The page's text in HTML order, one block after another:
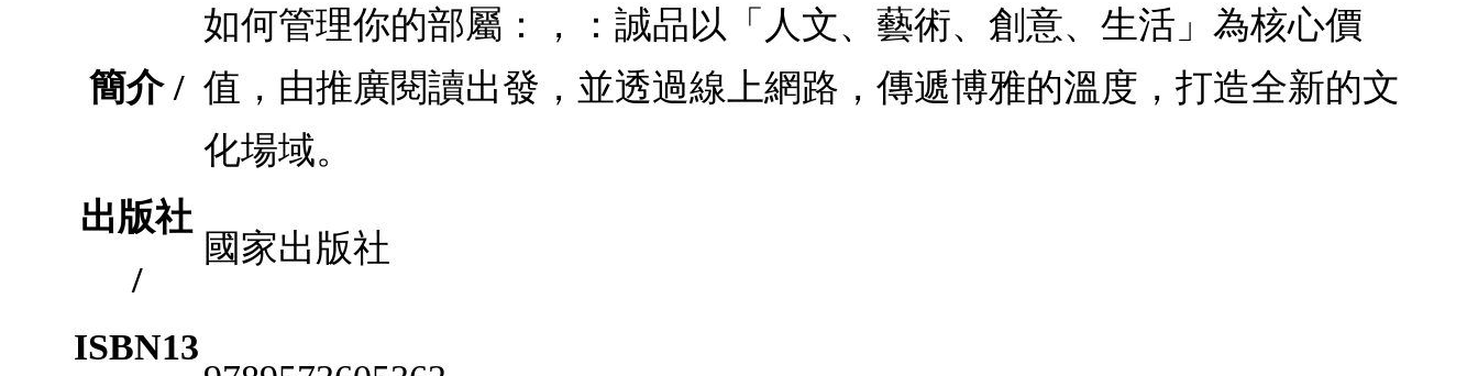
簡介 /
如何管理你的部屬：，：誠品以「人文、藝術、創意、生活」為核心價
值，由推廣閱讀出發，並透過線上網路，傳遞博雅的溫度，打造全新的文
化場域。
出版社
/
國家出版社
ISBN13